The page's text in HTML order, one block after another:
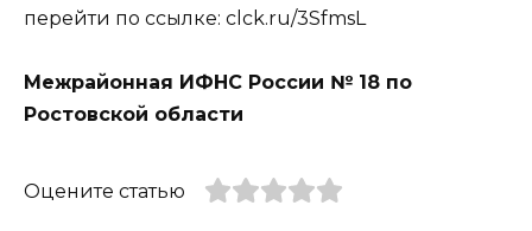
перейти по ссылке: clck.ru/3SfmsL
Межрайонная ИФНС России № 18 по
Ростовской области
Оцените статью